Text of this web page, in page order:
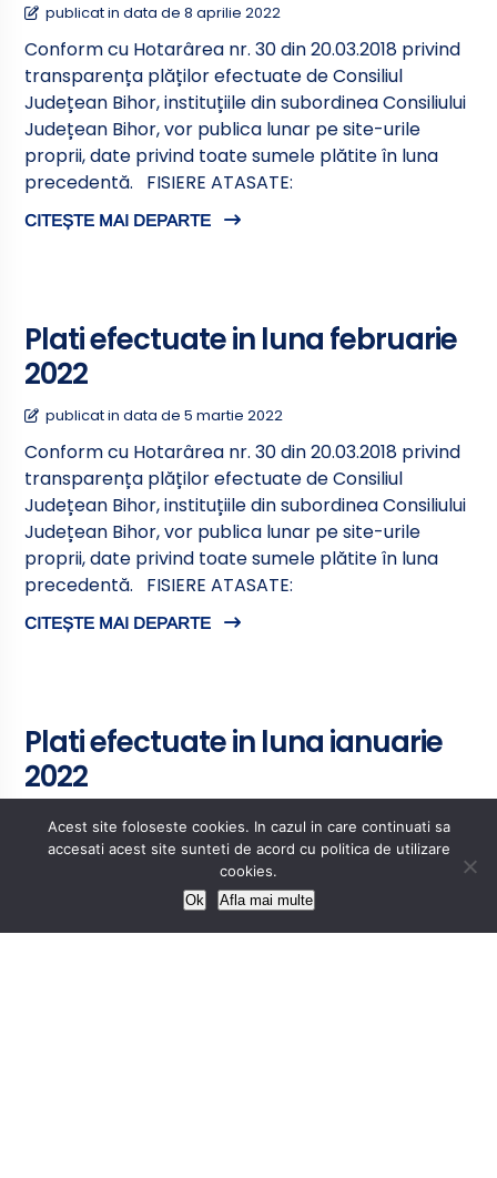
publicat in data de 8 aprilie 2022
Conform cu Hotarârea nr. 30 din 20.03.2018 privind
transparența plăților efectuate de Consiliul
Județean Bihor, instituțiile din subordinea Consiliului
Județean Bihor, vor publica lunar pe site-urile
proprii, date privind toate sumele plătite în luna
precedentă. FISIERE ATASATE:
CITEȘTE MAI DEPARTE
Plati efectuate in luna februarie
2022
publicat in data de 5 martie 2022
Conform cu Hotarârea nr. 30 din 20.03.2018 privind
transparența plăților efectuate de Consiliul
Județean Bihor, instituțiile din subordinea Consiliului
Județean Bihor, vor publica lunar pe site-urile
proprii, date privind toate sumele plătite în luna
precedentă. FISIERE ATASATE:
CITEȘTE MAI DEPARTE
Plati efectuate in luna ianuarie
2022
publicat in data de 5 martie 2022
Conform cu Hotarârea nr. 30 din 20.03.2018 privind
transparența plăților efectuate de Consiliul
Județean Bihor, instituțiile din subordinea Consiliului
Județean Bihor, vor publica lunar pe site-urile
Acest site foloseste cookies. In cazul in care continuati sa
accesati acest site sunteti de acord cu politica de utilizare
cookies.
Ok Afla mai multe